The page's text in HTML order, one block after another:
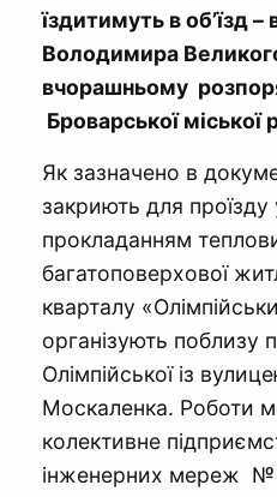
їздитимуть в об’їзд
Володимира
вчорашньому
Броварської міської
Як зазначено в
закриють для проїзду
прокладанням
багатоповерхової
кварталу
організують поблизу
Олімпійської із
Москаленка. Роботи
колективне
інженерних мереж №